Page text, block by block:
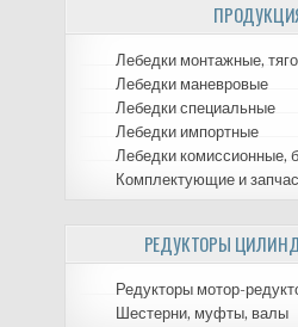
Лебедки монтажные,
Лебедки маневровые
Лебедки специальные
Лебедки импортные
Лебедки комиссионные,
Комплектующие и
РЕДУКТОРЫ
Редукторы мотор-
Шестерни, муфты, валы